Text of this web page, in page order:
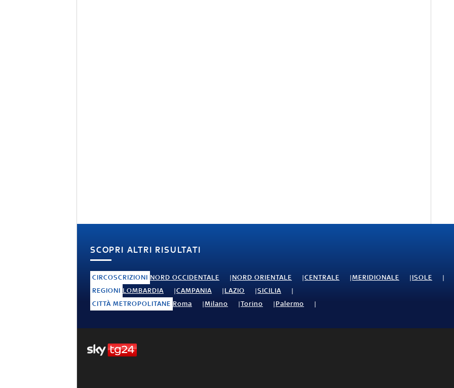
SCOPRI ALTRI RISULTATI
CIRCOSCRIZIONI NORD OCCIDENTALE NORD ORIENTALE CENTRALE MERIDIONALE
ISOLE
REGIONI LOMBARDIA CAMPANIA LAZIO
SICILIA
CITTÀ METROPOLITANE Roma Milano Torino Palermo